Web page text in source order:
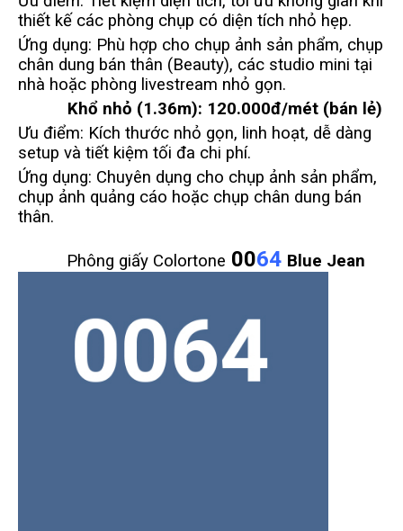
thiết kế các phòng chụp có diện tích nhỏ hẹp.
Ứng dụng: Phù hợp cho chụp ảnh sản phẩm, chụp
chân dung bán thân (Beauty), các studio mini tại
nhà hoặc phòng livestream nhỏ gọn.
Khổ nhỏ (1.36m): 120.000đ/mét (bán lẻ)
Ưu điểm: Kích thước nhỏ gọn, linh hoạt, dễ dàng
setup và tiết kiệm tối đa chi phí.
Ứng dụng: Chuyên dụng cho chụp ảnh sản phẩm,
chụp ảnh quảng cáo hoặc chụp chân dung bán
thân.
Phông giấy Colortone 0064 Blue Jean